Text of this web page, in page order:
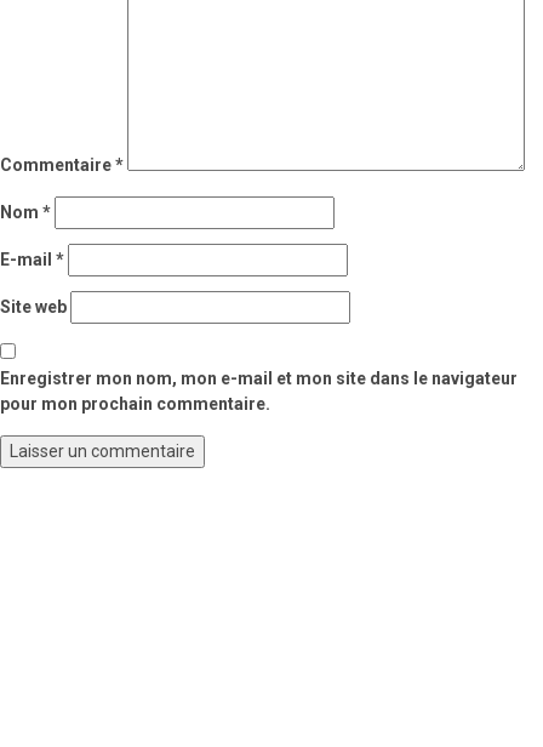
Commentaire*
Nom *
E-mail *
Site web
Enregistrer mon nom, mon e-mail et mon site dans le navigateur
pour mon prochain commentaire.